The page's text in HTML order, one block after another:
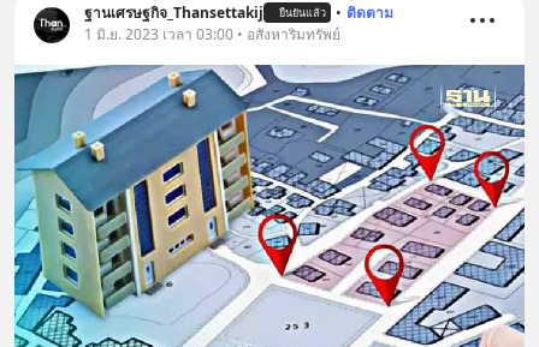
ฐานเศรษฐกิจ_Thansettakij ยืนยันแล้ว • ติดตาม
1 มิ.ย. 2023 เวลา 03:00 • อสังหาริมทรัพย์